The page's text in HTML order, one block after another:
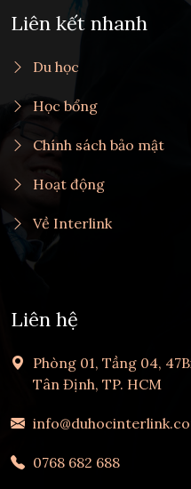
Liên kết nhanh
Du học
Học bổng
Chính sách bảo mật
Hoạt động
Về Interlink
Liên hệ
Phòng 01, Tầng 04,
Tân Định, TP. HCM
0768 682 688